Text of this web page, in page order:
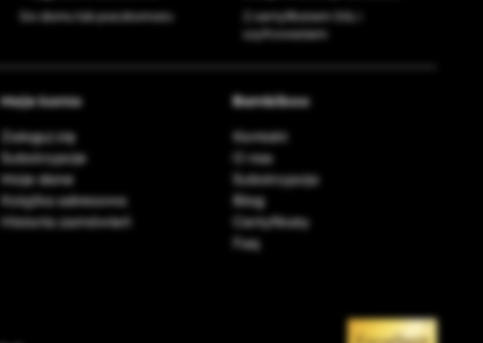
Do domu lub paczkomatu
Z certyfikatem SSL i
szyfrowaniem
Moje konto
Zaloguj się
Subskrypcje
Moje dane
Książka adresowa
Historia zamówień
Bambiboo
Kontakt
O nas
Subskrypcja
Blog
Certyfikaty
Faq